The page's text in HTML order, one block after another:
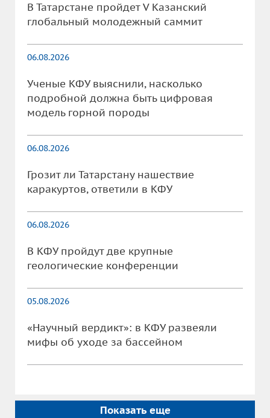
В Татарстане пройдет V Казанский
глобальный молодежный саммит
06.08.2026
Ученые КФУ выяснили, насколько
подробной должна быть цифровая
модель горной породы
06.08.2026
Грозит ли Татарстану нашествие
каракуртов, ответили в КФУ
06.08.2026
В КФУ пройдут две крупные
геологические конференции
05.08.2026
«Научный вердикт»: в КФУ развеяли
мифы об уходе за бассейном
Показать еще